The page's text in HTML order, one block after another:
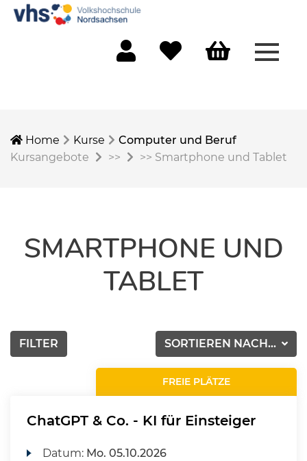
Home Kurse
Computer und Beruf
Kursangebote
>> >> Smartphone und Tablet
SMARTPHONE UND
TABLET
SORTIEREN NACH...
FILTER
FREIE PLÄTZE
ChatGPT & Co. - KI für Einsteiger
Datum: Mo. 05.10.2026